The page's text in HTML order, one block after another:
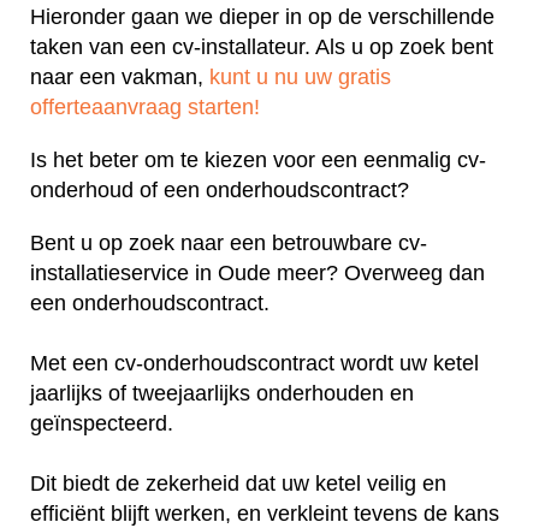
Hieronder gaan we dieper in op de verschillende
taken van een cv-installateur. Als u op zoek bent
naar een vakman, kunt u nu uw gratis
offerteaanvraag starten!
Is het beter om te kiezen voor een eenmalig cv-
onderhoud of een onderhoudscontract?
Bent u op zoek naar een betrouwbare cv-
installatieservice in Oude meer? Overweeg dan
een onderhoudscontract.
Met een cv-onderhoudscontract wordt uw ketel
jaarlijks of tweejaarlijks onderhouden en
geïnspecteerd.
Dit biedt de zekerheid dat uw ketel veilig en
efficiënt blijft werken, en verkleint tevens de kans